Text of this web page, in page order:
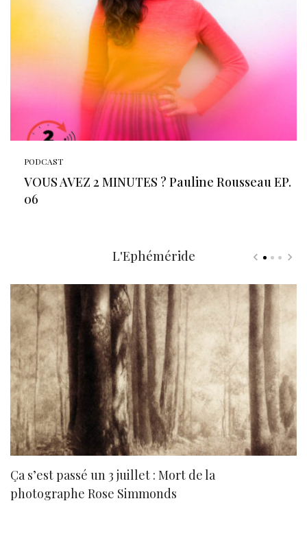
PODCAST
VOUS AVEZ 2 MINUTES ? Pauline Rousseau EP.
06
L'Ephéméride
Ça s’est passé un 3 juillet : Mort de la
photographe Rose Simmonds